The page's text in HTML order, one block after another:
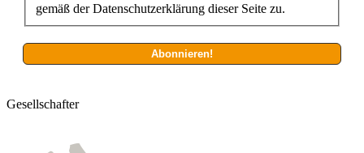
gemäß der Datenschutzerklärung dieser Seite zu.
Gesellschafter